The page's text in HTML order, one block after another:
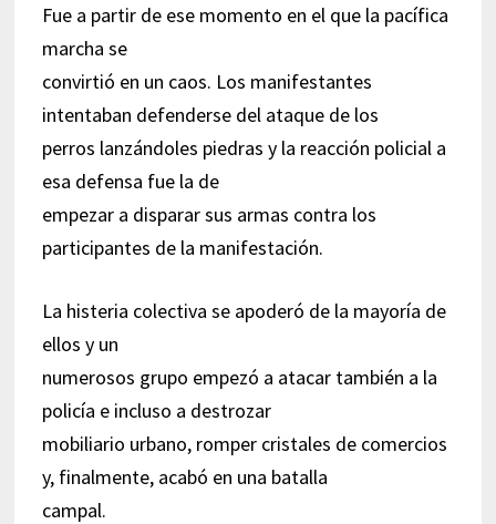
Fue a partir de ese momento en el que la pacífica
marcha se
convirtió en un caos. Los manifestantes
intentaban defenderse del ataque de los
perros lanzándoles piedras y la reacción policial a
esa defensa fue la de
empezar a disparar sus armas contra los
participantes de la manifestación.
La histeria colectiva se apoderó de la mayoría de
ellos y un
numerosos grupo empezó a atacar también a la
policía e incluso a destrozar
mobiliario urbano, romper cristales de comercios
y, finalmente, acabó en una batalla
campal.